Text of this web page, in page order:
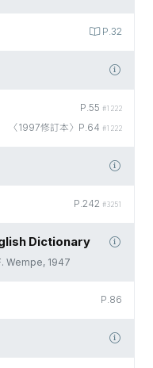
P.32
P.55 #1222
〈1997修訂本〉P.64 #1222
P.242 #3251
Dictionary
Wempe, 1947
P.86